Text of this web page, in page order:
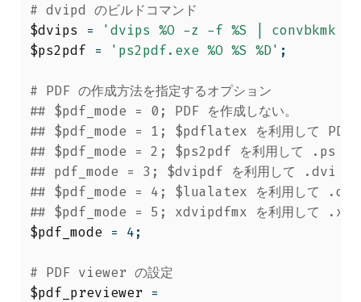
# dvipd のビルドコマンド
$dvips
=
'dvips %O -z -f %S | convbkmk -
$ps2pdf = 'ps2pdf.exe %O %S %D' ;
# PDF の作成方法を指定するオプション
## $pdf_mode = 0; PDF を作成しない。
## $pdf_mode = 1; $pdflatex を利用して PDF
## $pdf_mode = 2; $ps2pdf を利用して .ps ファ
## pdf_mode = 3; $dvipdf を利用して .dvi ファ
## $pdf_mode = 4; $lualatex を利用して .dvi
## $pdf_mode = 5; xdvipdfmx を利用して .xdv
$pdf_mode = 4;
# PDF viewer の設定
$pdf_previewer =